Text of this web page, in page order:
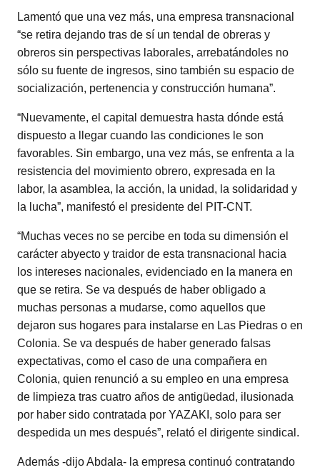
Lamentó que una vez más, una empresa transnacional
“se retira dejando tras de sí un tendal de obreras y
obreros sin perspectivas laborales, arrebatándoles no
sólo su fuente de ingresos, sino también su espacio de
socialización, pertenencia y construcción humana”.
“Nuevamente, el capital demuestra hasta dónde está
dispuesto a llegar cuando las condiciones le son
favorables. Sin embargo, una vez más, se enfrenta a la
resistencia del movimiento obrero, expresada en la
labor, la asamblea, la acción, la unidad, la solidaridad y
la lucha”, manifestó el presidente del PIT-CNT.
“Muchas veces no se percibe en toda su dimensión el
carácter abyecto y traidor de esta transnacional hacia
los intereses nacionales, evidenciado en la manera en
que se retira. Se va después de haber obligado a
muchas personas a mudarse, como aquellos que
dejaron sus hogares para instalarse en Las Piedras o en
Colonia. Se va después de haber generado falsas
expectativas, como el caso de una compañera en
Colonia, quien renunció a su empleo en una empresa
de limpieza tras cuatro años de antigüedad, ilusionada
por haber sido contratada por YAZAKI, solo para ser
despedida un mes después”, relató el dirigente sindical.
Además -dijo Abdala- la empresa continuó contratando